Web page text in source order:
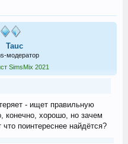
Tauc
модератор
SimsMix 2021
- ищет правильную
конечно, хорошо, но зачем
поинтереснее найдётся?